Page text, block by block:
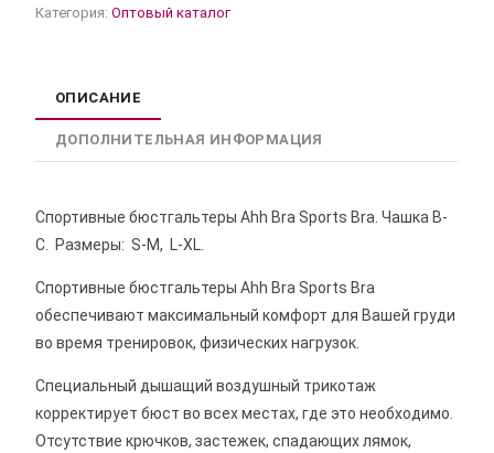
Категория: Оптовый каталог
ОПИСАНИЕ
ДОПОЛНИТЕЛЬНАЯ ИНФОРМАЦИЯ
Спортивные бюстгальтеры Ahh Bra Sports Bra. Чашка В-
С. Размеры: S-M, L-XL.
Спортивные бюстгальтеры Ahh Bra Sports Bra
обеспечивают максимальный комфорт для Вашей груди
во время тренировок, физических нагрузок.
Специальный дышащий воздушный трикотаж
корректирует бюст во всех местах, где это необходимо.
Отсутствие крючков, застежек, спадающих лямок,